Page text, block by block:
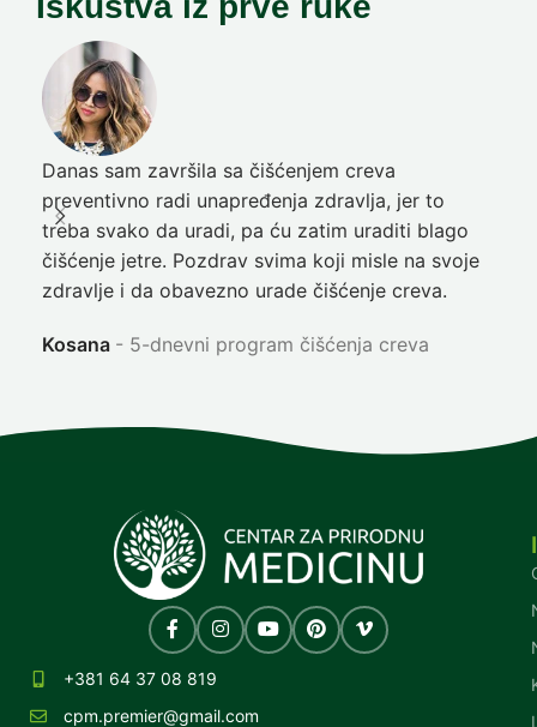
Danas sam završila sa čišćenjem creva
preventivno radi unapređenja zdravlja, jer to
treba svako da uradi, pa ću zatim uraditi blago
čišćenje jetre. Pozdrav svima koji misle na svoje
zdravlje i da obavezno urade čišćenje creva.
Kosana 5-dnevni program čišćenja creva
+381 64 37 08 819
cpm.premier@gmail.com